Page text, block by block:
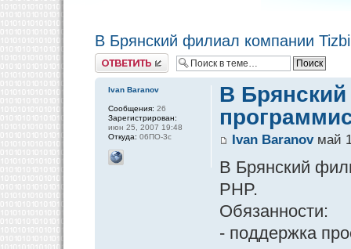
В Брянский филиал компании
Ответить
В
Ivan Baranovмай
В Брянский
PHP.
Обязанности:
- поддержка
Ivan Baranov
Сообщения: 26
Зарегистрирован:
июн 25, 2007 19:48
Откуда: 06ПО-3с